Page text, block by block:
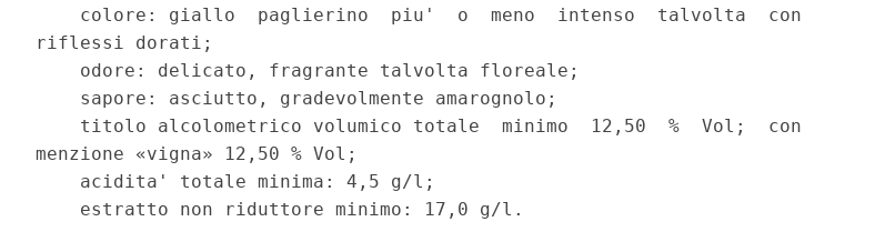
    colore: giallo  paglierino  piu'  o  meno  intenso  talvolta  con
riflessi dorati;
    odore: delicato, fragrante talvolta floreale;
    sapore: asciutto, gradevolmente amarognolo;
    titolo alcolometrico volumico totale  minimo  12,50  %  Vol;  con
menzione «vigna» 12,50 % Vol;
    acidita' totale minima: 4,5 g/l;
    estratto non riduttore minimo: 17,0 g/l.